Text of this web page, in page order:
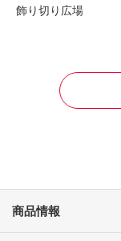
飾り切り広場
商品情報